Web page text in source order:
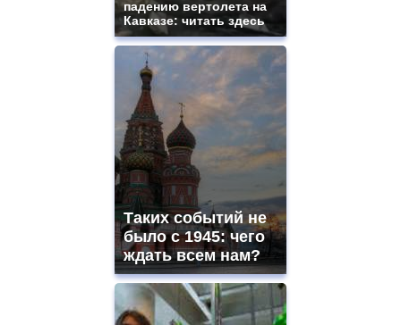
падению вертолета на
Кавказе: читать здесь
Таких событий не
было с 1945: чего
ждать всем нам?